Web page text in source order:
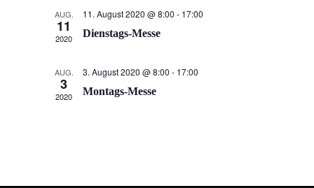
AUG.
11
2020
11. August 2020 @ 8:00 - 17:00
Dienstags-Messe
AUG.
3
2020
3. August 2020 @ 8:00 - 17:00
Montags-Messe